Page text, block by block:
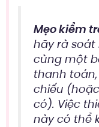
Mẹo kiểm
hãy rà
cùng một
thanh
chiếu
có). Việc
này có thể